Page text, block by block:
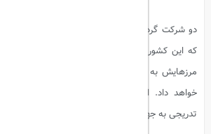
دو شرکت گردشگری بین‌المللی با همکاری مقامات
مرزهایش به دلیل همه‌گیری کرونا، بار دیگر به
خواهد داد. این تصمیم نشانگر گام‌های اولیه کره
تدریجی به جهان خارج است.